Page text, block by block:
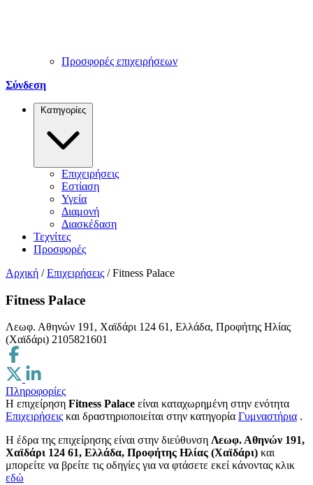
Προσφορές επιχειρήσεων
Σύνδεση
Κατηγορίες
Επιχειρήσεις
Εστίαση
Υγεία
Διαμονή
Διασκέδαση
Τεχνίτες
Προσφορές
Αρχική / Επιχειρήσεις / Fitness Palace
Fitness Palace
Λεωφ. Αθηνών 191, Χαϊδάρι 124 61, Ελλάδα, Προφήτης Ηλίας
(Χαϊδάρι) 2105821601
Πληροφορίες
Η επιχείρηση Fitness Palace είναι καταχωρημένη στην ενότητα
Επιχειρήσεις και δραστηριοποιείται στην κατηγορία Γυμναστήρια .
H έδρα της επιχείρησης είναι στην διεύθυνση Λεωφ. Αθηνών 191,
Χαϊδάρι 124 61, Ελλάδα, Προφήτης Ηλίας (Χαϊδάρι) και
μπορείτε να βρείτε τις οδηγίες για να φτάσετε εκεί κάνοντας κλικ
εδώ